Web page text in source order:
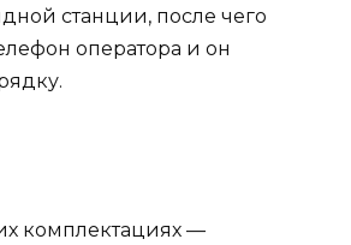
станции, после чего
оператора и он
комплектациях —